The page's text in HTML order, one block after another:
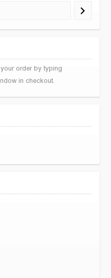
order by typing
in checkout.